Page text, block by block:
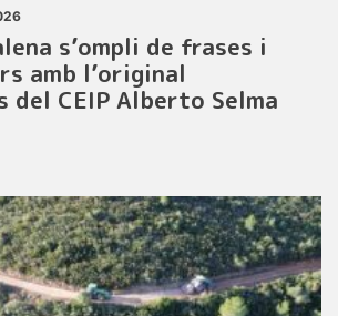
s’ompli de frases i
amb l’original
del CEIP Alberto Selma